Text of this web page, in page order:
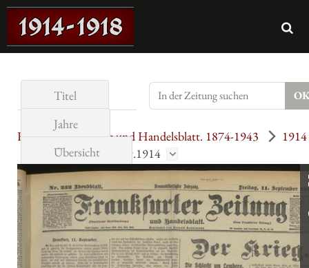
Titel
Jahre
Übersicht
Seite
Frankfurter Zeitung und Handelsblatt. 1874-1943
1914
September
11.9.1914